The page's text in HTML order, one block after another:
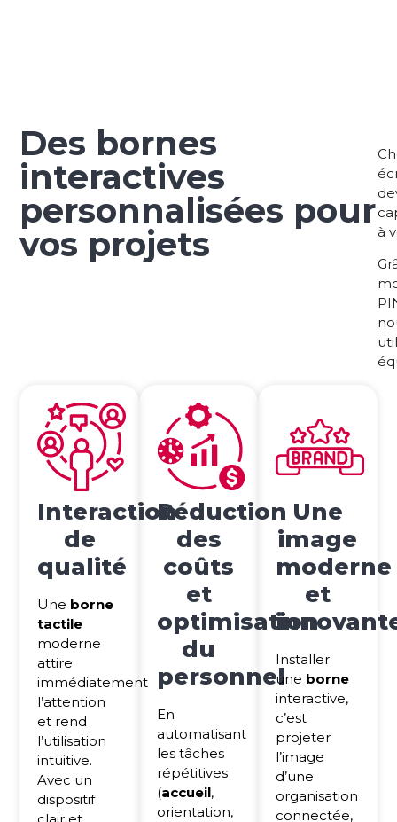
Des bornes
interactives
personnalisées pour
vos projets
à
Interaction
de
qualité
Une borne
tactile
moderne
attire
immédiatement
l’attention
et rend
l’utilisation
intuitive.
Avec un
dispositif
clair et
Réduction
des
coûts
et
optimisation
du
personnel
En
automatisant
les tâches
répétitives
(accueil,
orientation,
Une
image
moderne
et
Installer
une borne
interactive,
c’est
projeter
l’image
d’une
organisation
connectée,